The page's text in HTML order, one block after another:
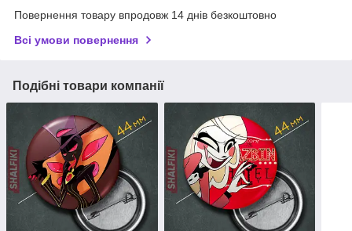
Повернення товару впродовж 14 днів безкоштовно
Всі умови повернення
Подібні товари компанії